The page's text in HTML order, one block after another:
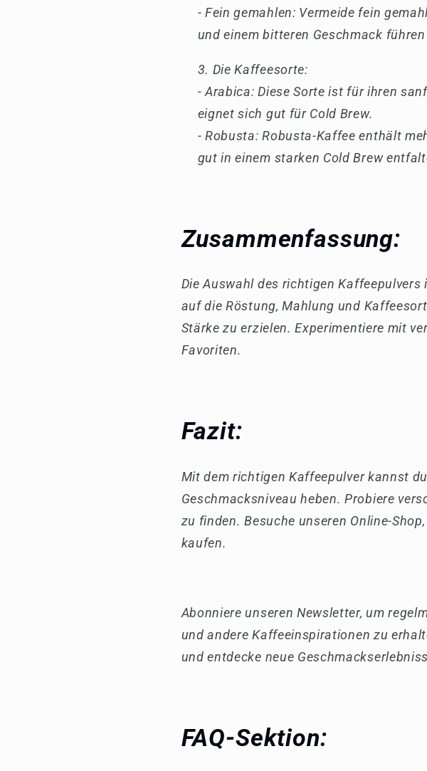
- Fein gemahlen: Vermeide fein
und einem bitteren Geschmack
Die Kaffeesorte:
- Arabica: Diese Sorte ist für ihren
eignet sich gut für Cold Brew.
- Robusta: Robusta-Kaffee enthält
gut in einem starken Cold Brew
Zusammenfassung:
Die Auswahl des richtigen
auf die Röstung, Mahlung und
Stärke zu erzielen. Experimentiere mit
Favoriten.
Fazit:
Mit dem richtigen Kaffeepulver kannst
Geschmacksniveau heben. Probiere
zu finden. Besuche unseren Online-
kaufen.
Abonniere unseren Newsletter, um
und andere Kaffeeinspirationen zu
und entdecke neue
FAQ-Sektion: